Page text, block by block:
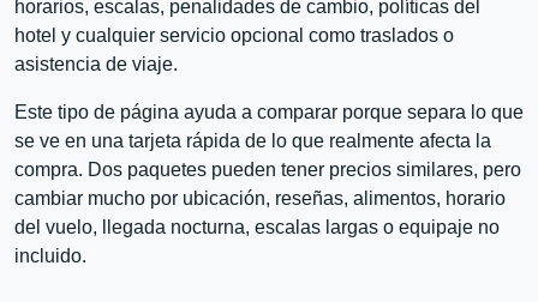
horarios, escalas, penalidades de cambio, políticas del
hotel y cualquier servicio opcional como traslados o
asistencia de viaje.
Este tipo de página ayuda a comparar porque separa lo que
se ve en una tarjeta rápida de lo que realmente afecta la
compra. Dos paquetes pueden tener precios similares, pero
cambiar mucho por ubicación, reseñas, alimentos, horario
del vuelo, llegada nocturna, escalas largas o equipaje no
incluido.